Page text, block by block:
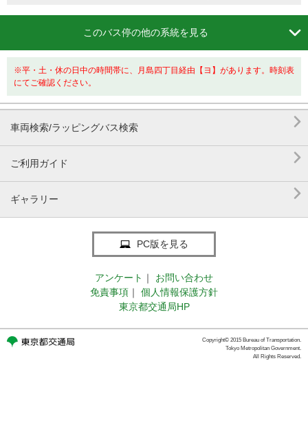
このバス停の他の系統を見る 
※平・土・休の日中の時間帯に、月島四丁目経由【ヨ】があります。時刻表
にてご確認ください。
車両検索/ラッピングバス検索 
ご利用ガイド 
ギャラリー 
PC版を見る
アンケート ｜
お問い合わせ
免責事項 ｜
個人情報保護方針
東京都交通局HP
Copyright© 2015 Bureau of Transportation.
Tokyo Metropolitan Government.
All Rights Reserved.